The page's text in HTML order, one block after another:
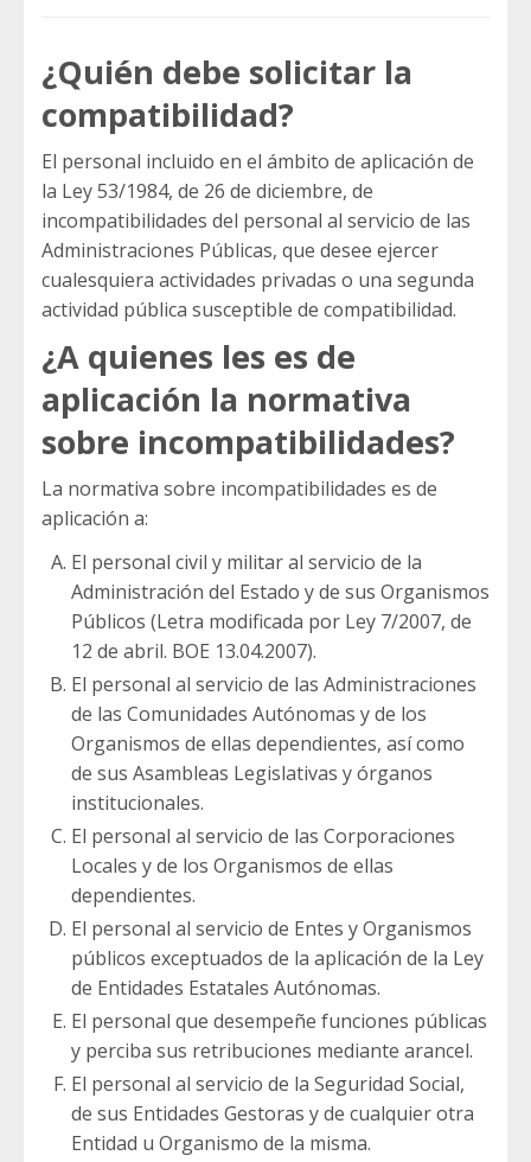
¿Quién debe solicitar la
compatibilidad?
El personal incluido en el ámbito de aplicación de
la Ley 53/1984, de 26 de diciembre, de
incompatibilidades del personal al servicio de las
Administraciones Públicas, que desee ejercer
cualesquiera actividades privadas o una segunda
actividad pública susceptible de compatibilidad.
¿A quienes les es de
aplicación la normativa
sobre incompatibilidades?
La normativa sobre incompatibilidades es de
aplicación a:
El personal civil y militar al servicio de la
Administración del Estado y de sus Organismos
Públicos (Letra modificada por Ley 7/2007, de
12 de abril. BOE 13.04.2007).
El personal al servicio de las Administraciones
de las Comunidades Autónomas y de los
Organismos de ellas dependientes, así como
de sus Asambleas Legislativas y órganos
institucionales.
El personal al servicio de las Corporaciones
Locales y de los Organismos de ellas
dependientes.
El personal al servicio de Entes y Organismos
públicos exceptuados de la aplicación de la Ley
de Entidades Estatales Autónomas.
El personal que desempeñe funciones públicas
y perciba sus retribuciones mediante arancel.
El personal al servicio de la Seguridad Social,
de sus Entidades Gestoras y de cualquier otra
Entidad u Organismo de la misma.